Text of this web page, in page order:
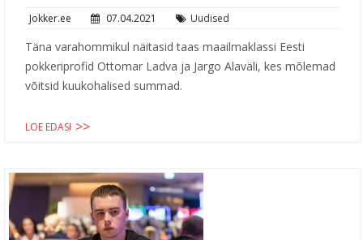
Jokker.ee 07.04.2021 Uudised
Täna varahommikul näitasid taas maailmaklassi Eesti
pokkeriprofid Ottomar Ladva ja Jargo Alaväli, kes mõlemad
võitsid kuukohalised summad.
LOE EDASI